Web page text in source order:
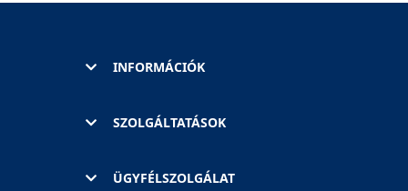
INFORMÁCIÓK
SZOLGÁLTATÁSOK
ÜGYFÉLSZOLGÁLAT